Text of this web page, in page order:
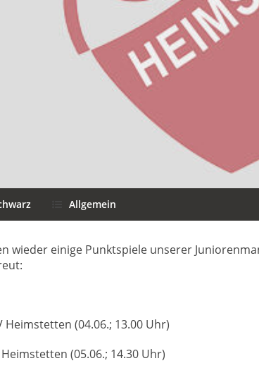
Allgemein
wieder einige Punktspiele unserer
Heimstetten (04.06.; 13.00 Uhr)
(05.06.; 14.30 Uhr)